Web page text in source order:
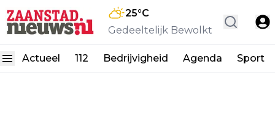
25°C
Gedeeltelijk Bewolkt
Actueel 112 Bedrijvigheid Agenda Sport